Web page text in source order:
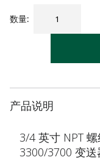
数量:
产品说明
3/4 英寸 NPT
3300/3700 变